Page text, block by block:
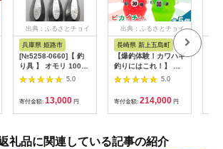
出典：ふるさとチョイ
兵庫県 姫路市
[№5258-0660]【 釣
り具 】 オモリ 100号
10個セット 釣り用
5.0
寄付金額: 13,000 円
出典：ふるさとチョイ
長崎県 新上五島町
【爆釣体験！カワハギ
釣りにはこれ！】 ピ
カイチくん あっぱよ
30号 赤色＆緑色 10個
入り（各5個） / カワ
ハギ釣り 釣り道具 釣
り具 釣り 釣具 カワハ
ジ製作】 [RBS006]
5.0
寄付金額: 214,000 円
礼品に関連している記事の紹介